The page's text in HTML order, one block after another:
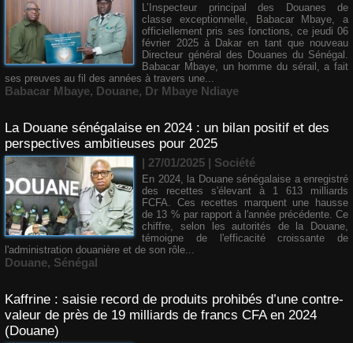
L’Inspecteur principal des Douanes de
classe exceptionnelle, Babacar Mbaye, a
officiellement pris ses fonctions, ce jeudi 06
février 2025 à Dakar en tant que nouveau
Directeur général des Douanes du Sénégal.
Babacar Mbaye, un homme du sérail, a fait
ses preuves au fil des années à travers une...
Babacar Mbaye, Douane, Dr Mbaye Ndiaye
La Douane sénégalaise en 2024 : un bilan positif et des
perspectives ambitieuses pour 2025
| 27/01/2025 | Société
En 2024, la Douane sénégalaise a enregistré
des recettes s'élevant à 1 613 milliards
FCFA. Ces recettes marquent une hausse
de 13 % par rapport à l'année précédente. Ce
chiffre, selon les autorités de la Douane,
témoigne de l'efficacité croissante de
l'administration douanière et de son rôle...
Douane, Sénégal
Kaffrine : saisie record de produits prohibés d’une contre-
valeur de près de 19 milliards de francs CFA en 2024
(Douane)